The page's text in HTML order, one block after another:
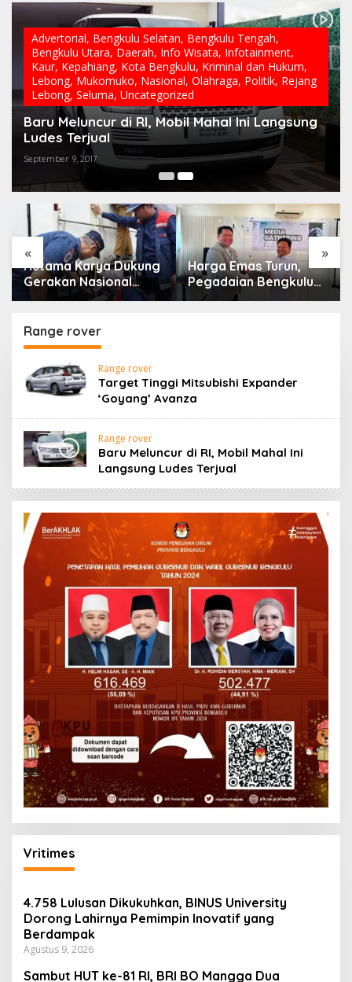
Advertorial, Bengkulu Selatan, Bengkulu Tengah,
Bengkulu Utara, Daerah, Info Wisata, Infotainment,
Kaur, Kepahiang, Kota Bengkulu, Kriminal dan Hukum,
Lebong, Mukomuko, Nasional, Olahraga, Politik, Rejang
Lebong, Seluma, Uncategorized
Baru Meluncur di RI, Mobil Mahal Ini Langsung
Ludes Terjual
September 9, 2017
« »
Hutama Karya Dukung
Gerakan Nasional
Zero ODOL Melalui
Sampai Tujuan
(SETUJU)
Harga Emas Turun,
Pegadaian Bengkulu
Ajak Masyarakat
Range rover
Range rover
Target Tinggi Mitsubishi Expander
‘Goyang’ Avanza
Range rover
Baru Meluncur di RI, Mobil Mahal Ini
Langsung Ludes Terjual
Vritimes
4.758 Lulusan Dikukuhkan, BINUS University
Dorong Lahirnya Pemimpin Inovatif yang
Berdampak
Agustus 9, 2026
Sambut HUT ke-81 RI, BRI BO Mangga Dua